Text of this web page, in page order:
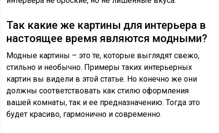
Так какие же картины для интерьера в
настоящее время являются модными?
Модные картины – это те, которые выглядят свежо,
стильно и необычно. Примеры таких интерьерных
картин вы видели в этой статье. Но конечно же они
должны соответствовать как стилю оформления
вашей комнаты, так и ее предназначению. Тогда это
будет красиво, гармонично и современно.